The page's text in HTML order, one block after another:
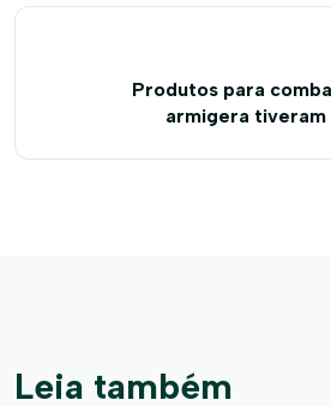
Produtos para
armigera
Leia também